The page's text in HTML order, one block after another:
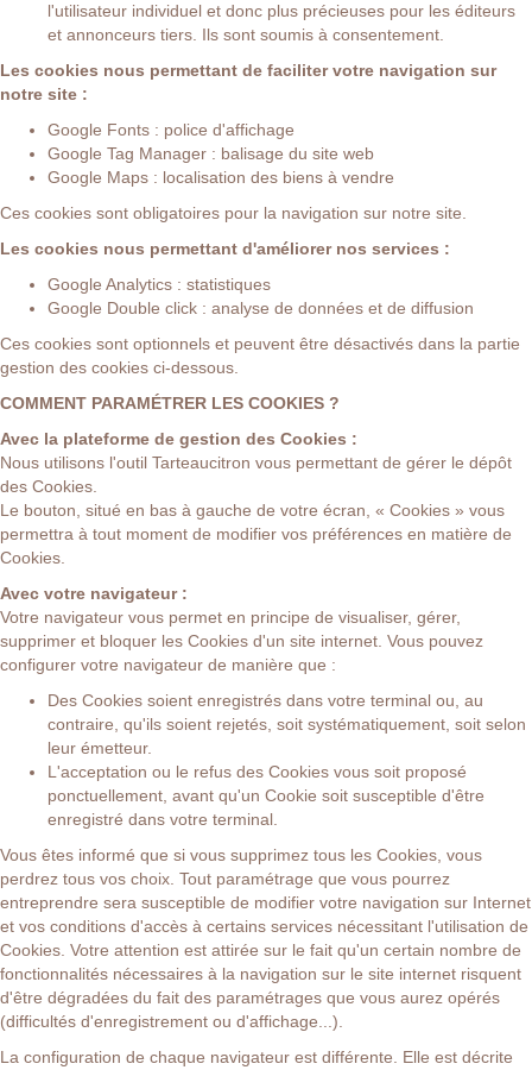
l'utilisateur individuel et donc plus précieuses pour les éditeurs
et annonceurs tiers. Ils sont soumis à consentement.
Les cookies nous permettant de faciliter votre navigation sur
notre site :
Google Fonts : police d'affichage
Google Tag Manager : balisage du site web
Google Maps : localisation des biens à vendre
Ces cookies sont obligatoires pour la navigation sur notre site.
Les cookies nous permettant d'améliorer nos services :
Google Analytics : statistiques
Google Double click : analyse de données et de diffusion
Ces cookies sont optionnels et peuvent être désactivés dans la partie
gestion des cookies ci-dessous.
COMMENT PARAMÉTRER LES COOKIES ?
Avec la plateforme de gestion des Cookies :
Nous utilisons l'outil Tarteaucitron vous permettant de gérer le dépôt
des Cookies.
Le bouton, situé en bas à gauche de votre écran, « Cookies » vous
permettra à tout moment de modifier vos préférences en matière de
Cookies.
Avec votre navigateur :
Votre navigateur vous permet en principe de visualiser, gérer,
supprimer et bloquer les Cookies d'un site internet. Vous pouvez
configurer votre navigateur de manière que :
Des Cookies soient enregistrés dans votre terminal ou, au
contraire, qu'ils soient rejetés, soit systématiquement, soit selon
leur émetteur.
L'acceptation ou le refus des Cookies vous soit proposé
ponctuellement, avant qu'un Cookie soit susceptible d'être
enregistré dans votre terminal.
Vous êtes informé que si vous supprimez tous les Cookies, vous
perdrez tous vos choix. Tout paramétrage que vous pourrez
entreprendre sera susceptible de modifier votre navigation sur Internet
et vos conditions d'accès à certains services nécessitant l'utilisation de
Cookies. Votre attention est attirée sur le fait qu'un certain nombre de
fonctionnalités nécessaires à la navigation sur le site internet risquent
d'être dégradées du fait des paramétrages que vous aurez opérés
(difficultés d'enregistrement ou d'affichage...).
La configuration de chaque navigateur est différente. Elle est décrite